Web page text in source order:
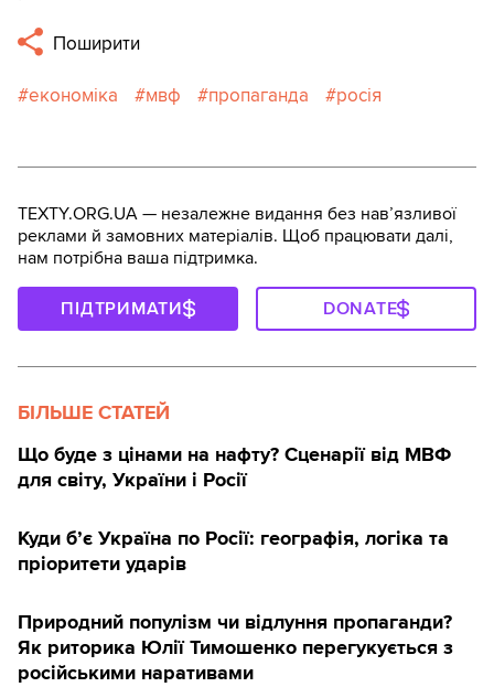
Поширити
економіка мвф пропаганда росія
TEXTY.ORG.UA — незалежне видання без навʼязливої
реклами й замовних матеріалів. Щоб працювати далі,
нам потрібна ваша підтримка.
ПІДТРИМАТИ DONATE
БІЛЬШЕ СТАТЕЙ
Що буде з цінами на нафту? Сценарії від МВФ
для світу, України і Росії
Куди б’є Україна по Росії: географія, логіка та
пріоритети ударів
Природний популізм чи відлуння пропаганди?
Як риторика Юлії Тимошенко перегукується з
російськими наративами